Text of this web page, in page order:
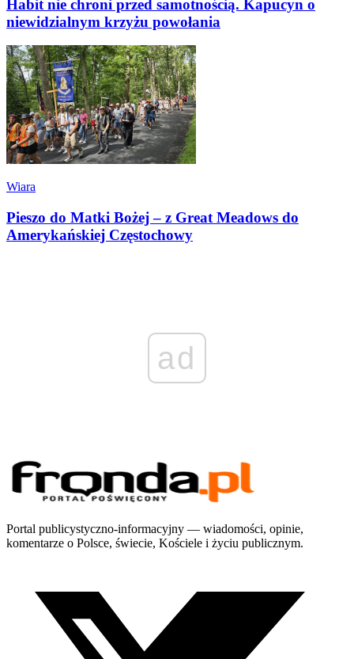
Habit nie chroni przed samotnością. Kapucyn o
niewidzialnym krzyżu powołania
Wiara
Pieszo do Matki Bożej – z Great Meadows do
Amerykańskiej Częstochowy
ad
Portal publicystyczno-informacyjny — wiadomości, opinie,
komentarze o Polsce, świecie, Kościele i życiu publicznym.